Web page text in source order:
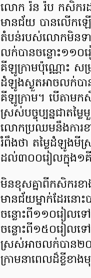
លោក រ៉ន រ៉ប កសិករដ
មានជ័យ បានលើកឡើ
តំបន់របស់លោកមិនទា
លក់បានចន្លោះ១១
គីឡូក្រាមប៉ុណ្ណោះ
ដំឡូងស្ងួតអាចលក់ប
គីឡូក្រាម។ បើតាមក
ស្រស់បច្ចុប្បន្នជាតម្ល
លោកប្រឈមនឹងការ
រំពឹងថា តម្លៃដំឡូង
ដល់៣០០រៀលក្នុង១
មិនខុសគ្នាពីកសិករខ
មានជ័យម្នាក់ដែរនោ
ចន្លោះពី១១០រៀលទ
ចន្លោះពី១៥០រៀលទ
ស្រស់អាចលក់បាន២
ក្រាមនាពេលដ៏ខ្លីខាង